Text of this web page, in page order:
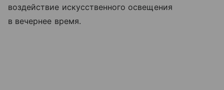
воздействие искусственного освещения
в вечернее время.